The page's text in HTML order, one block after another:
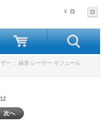
¥
ー :: 線形 レーザー モジュール
次へ